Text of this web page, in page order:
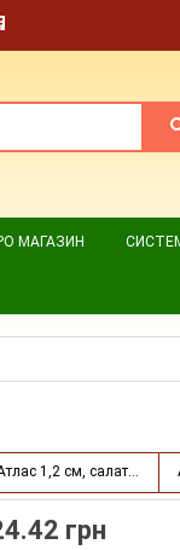
МАГАЗИН
1,2 см, салатовий,
грн